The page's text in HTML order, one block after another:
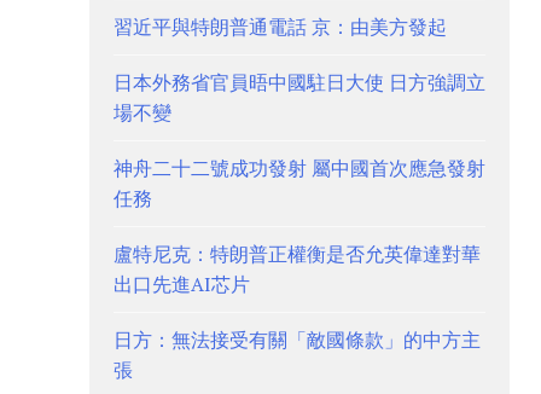
習近平與特朗普通電話 京：由美方發起
日本外務省官員晤中國駐日大使 日方強調立
場不變
神舟二十二號成功發射 屬中國首次應急發射
任務
盧特尼克：特朗普正權衡是否允英偉達對華
出口先進AI芯片
日方：無法接受有關「敵國條款」的中方主
張